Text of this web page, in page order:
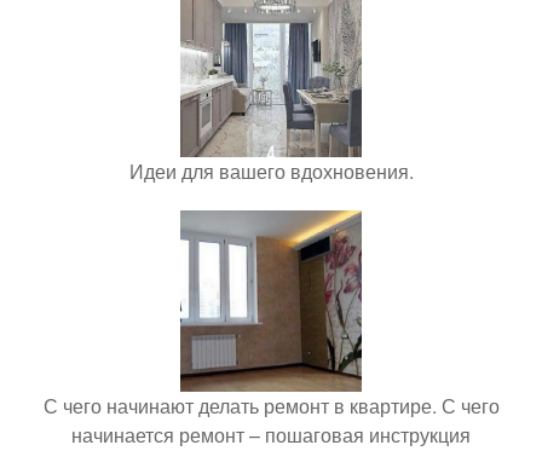
Идеи для вашего вдохновения.
С чего начинают делать ремонт в квартире. С чего
начинается ремонт – пошаговая инструкция